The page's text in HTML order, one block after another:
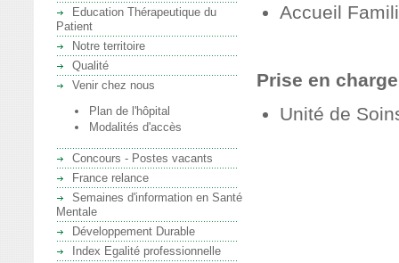
Education Thérapeutique du
Patient
Notre territoire
Qualité
Venir chez nous
Plan de l'hôpital
Modalités d'accès
Concours - Postes vacants
France relance
Semaines d'information en Santé
Mentale
Développement Durable
Index Egalité professionnelle
Accueil
Prise en
Unité de